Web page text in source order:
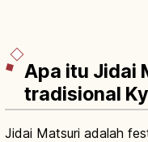
Apa itu Jidai
tradisional
Jidai Matsuri adalah